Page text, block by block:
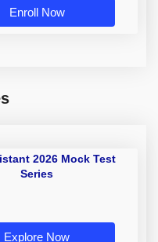
Enroll Now
2026 Mock Test
Series
Explore Now